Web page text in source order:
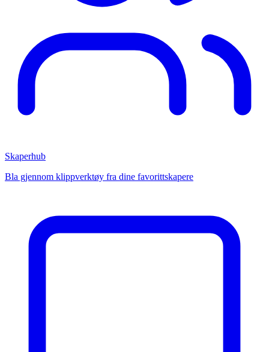
Skaperhub
Bla gjennom klippverktøy fra dine favorittskapere